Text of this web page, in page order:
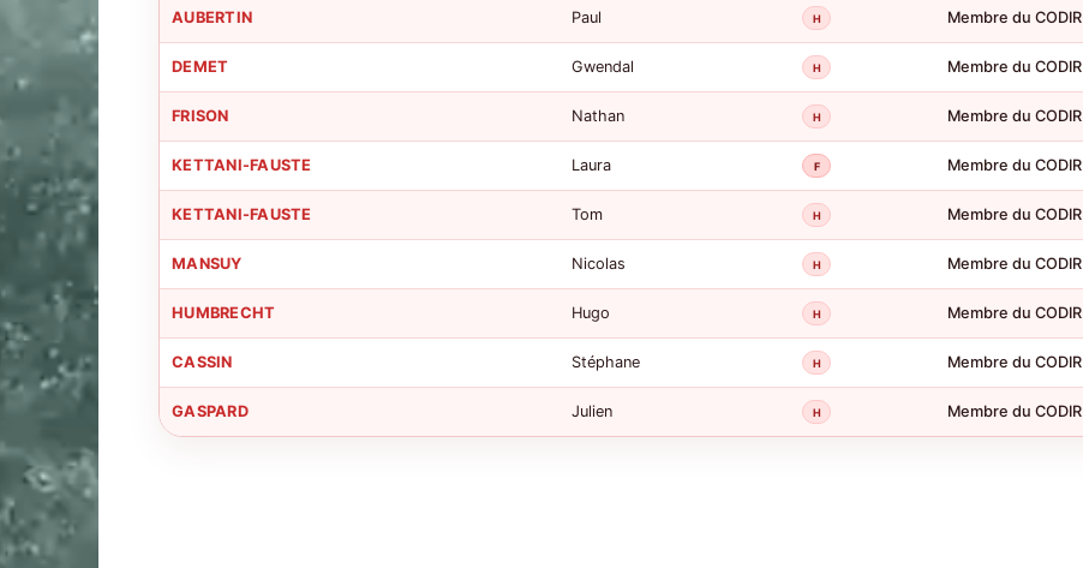
AUBERTIN Paul H Membre du CODIR
DEMET Gwendal H Membre du CODIR
FRISON Nathan H Membre du CODIR
KETTANI-FAUSTE Laura F Membre du CODIR
KETTANI-FAUSTE Tom H Membre du CODIR
MANSUY Nicolas H Membre du CODIR
HUMBRECHT Hugo H Membre du CODIR
CASSIN Stéphane H Membre du CODIR
GASPARD Julien H Membre du CODIR